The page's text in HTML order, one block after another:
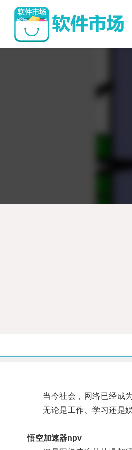
当今社会，网络已经成为
无论是工作、学习还是娱
悟空加速器npv